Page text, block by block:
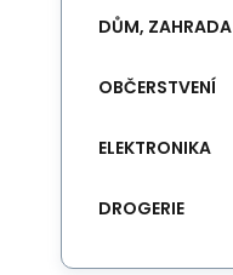
DŮM, ZAHRADA
OBČERSTVENÍ
ELEKTRONIKA
DROGERIE